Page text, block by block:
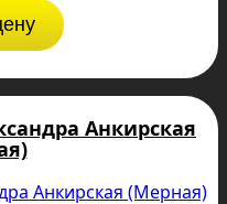
Анкирская